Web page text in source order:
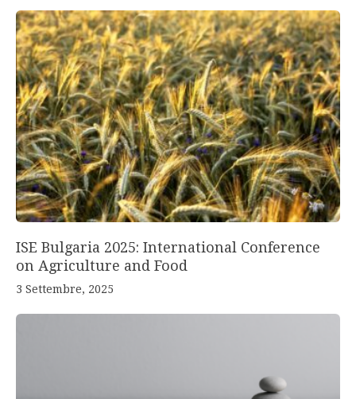
ISE Bulgaria 2025: International Conference
on Agriculture and Food
3 Settembre, 2025